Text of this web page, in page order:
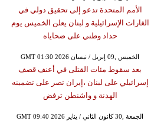
الأمم المتحدة تدعو إلى تحقيق دولي في
الغارات الإسرائيلية و لبنان يعلن الخميس يوم
حداد وطني على ضحاياه
GMT 01:30 2026 الخميس ,09 إبريل / نيسان
بعد سقوط مئات القتلى في أعنف قصف
إسرائيلي على لبنان ،إيران تصر على تضمينه
الهدنة و واشنطن ترفض
GMT 09:40 2026 الجمعة ,30 كانون الثاني / يناير